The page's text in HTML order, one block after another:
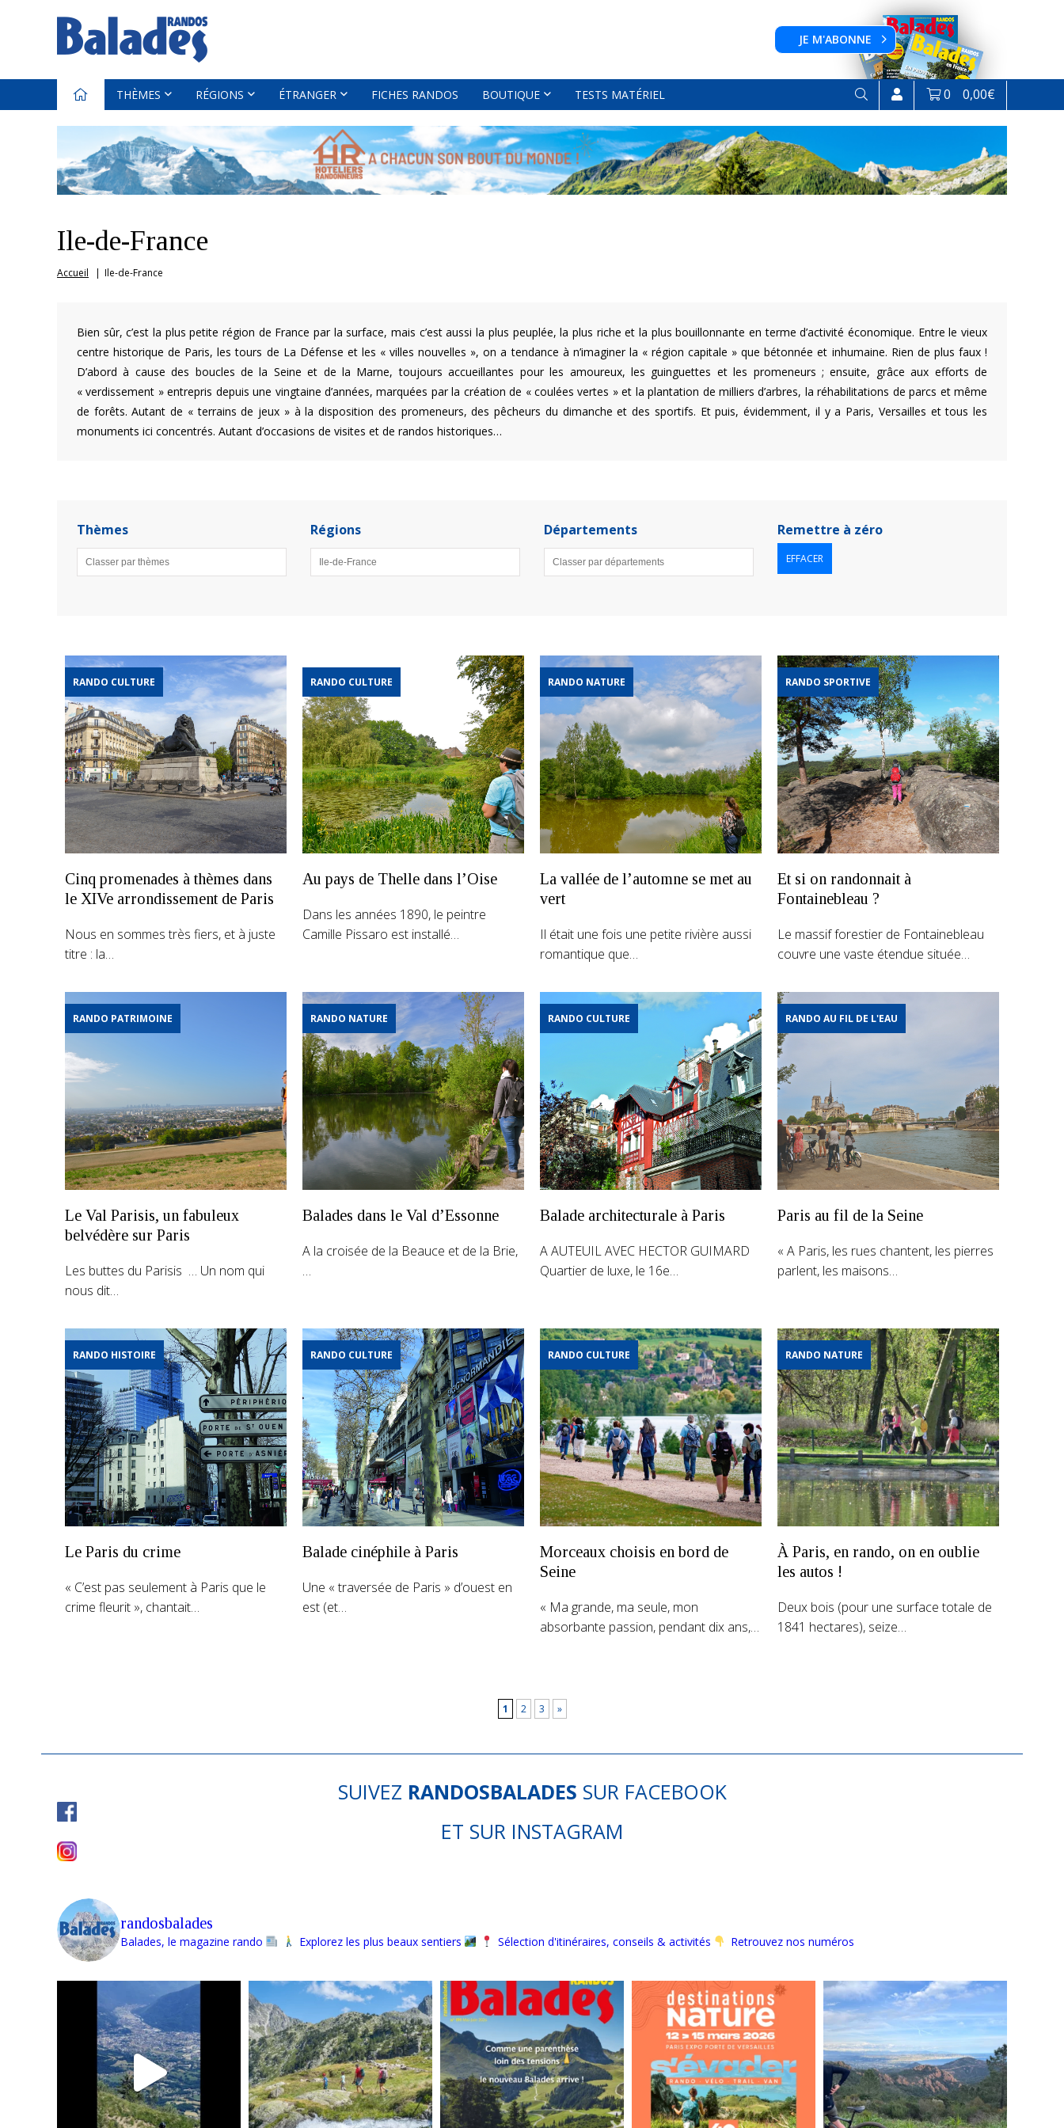
JE M'ABONNE
THÈMES RÉGIONS ÉTRANGER FICHES RANDOS BOUTIQUE TESTS MATÉRIEL 0 0,00€
Ile-de-France
Accueil Ile-de-France
Bien sûr, c’est la plus petite région de France par la surface, mais c’est aussi la plus peuplée, la plus riche et la plus bouillonnante en terme d’activité économique. Entre le vieux
centre historique de Paris, les tours de La Défense et les « villes nouvelles », on a tendance à n’imaginer la « région capitale » que bétonnée et inhumaine. Rien de plus faux !
D’abord à cause des boucles de la Seine et de la Marne, toujours accueillantes pour les amoureux, les guinguettes et les promeneurs ; ensuite, grâce aux efforts de
« verdissement » entrepris depuis une vingtaine d’années, marquées par la création de « coulées vertes » et la plantation de milliers d’arbres, la réhabilitations de parcs et même
de forêts. Autant de « terrains de jeux » à la disposition des promeneurs, des pêcheurs du dimanche et des sportifs. Et puis, évidemment, il y a Paris, Versailles et tous les
monuments ici concentrés. Autant d’occasions de visites et de randos historiques…
Thèmes Régions Départements Remettre à zéro
EFFACER
RANDO CULTURE
Cinq promenades à thèmes dans
le XIVe arrondissement de Paris
Nous en sommes très fiers, et à juste
titre : la…
RANDO CULTURE
Au pays de Thelle dans l’Oise
Dans les années 1890, le peintre
Camille Pissaro est installé…
RANDO NATURE
La vallée de l’automne se met au
vert
Il était une fois une petite rivière aussi
romantique que…
RANDO SPORTIVE
Et si on randonnait à
Fontainebleau ?
Le massif forestier de Fontainebleau
couvre une vaste étendue située…
RANDO PATRIMOINE
Le Val Parisis, un fabuleux
belvédère sur Paris
Les buttes du Parisis … Un nom qui
nous dit…
RANDO NATURE
Balades dans le Val d’Essonne
A la croisée de la Beauce et de la Brie,
…
RANDO CULTURE
Balade architecturale à Paris
A AUTEUIL AVEC HECTOR GUIMARD
Quartier de luxe, le 16e…
RANDO AU FIL DE L'EAU
Paris au fil de la Seine
« A Paris, les rues chantent, les pierres
parlent, les maisons…
RANDO HISTOIRE
Le Paris du crime
« C’est pas seulement à Paris que le
crime fleurit », chantait…
RANDO CULTURE
Balade cinéphile à Paris
Une « traversée de Paris » d’ouest en
est (et…
RANDO CULTURE
Morceaux choisis en bord de
Seine
« Ma grande, ma seule, mon
absorbante passion, pendant dix ans,…
RANDO NATURE
À Paris, en rando, on en oublie
les autos !
Deux bois (pour une surface totale de
1841 hectares), seize…
1 2 3 »
SUIVEZ RANDOSBALADES SUR FACEBOOK
ET SUR INSTAGRAM
randosbalades
Balades, le magazine rando Explorez les plus beaux sentiers Sélection d'itinéraires, conseils & activités Retrouvez nos numéros